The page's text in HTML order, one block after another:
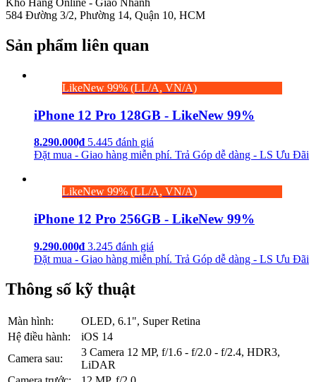
Kho Hàng Online - Giao Nhanh
584 Đường 3/2, Phường 14, Quận 10, HCM
Sản phẩm liên quan
LikeNew 99% (LL/A, VN/A)
iPhone 12 Pro 128GB - LikeNew 99%
8.290.000₫ 5.445 đánh giá
Đặt mua - Giao hàng miễn phí. Trả Góp dễ dàng - LS Ưu Đãi
LikeNew 99% (LL/A, VN/A)
iPhone 12 Pro 256GB - LikeNew 99%
9.290.000₫ 3.245 đánh giá
Đặt mua - Giao hàng miễn phí. Trả Góp dễ dàng - LS Ưu Đãi
Thông số kỹ thuật
Màn hình:
OLED, 6.1", Super Retina
Hệ điều hành:
iOS 14
Camera sau:
3 Camera 12 MP, f/1.6 - f/2.0 - f/2.4, HDR3,
LiDAR